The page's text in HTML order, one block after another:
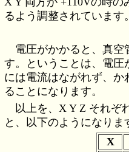
るよう調整されています。
電圧がかかると、真空
す。ということは、電圧
には電流はながれず、
ることになります。
以上を、X Y Z それぞ
と、以下のようになりま
X